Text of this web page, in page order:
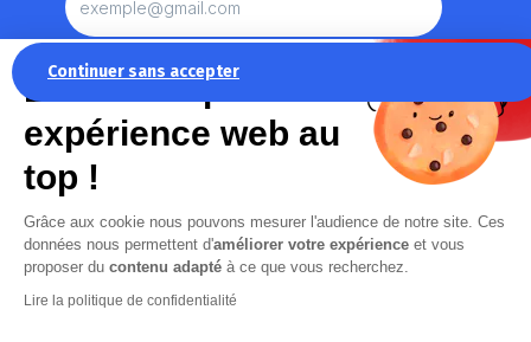
Continuer sans accepter
La recette pour une
expérience web au
top !
Grâce aux cookie nous pouvons mesurer l'audience de notre site. Ces
données nous permettent d'améliorer votre expérience et vous
proposer du contenu adapté à ce que vous recherchez.
Lire la politique de confidentialité
En cochant cette case, j’accepte la Politique de
confidentialitéde ce site